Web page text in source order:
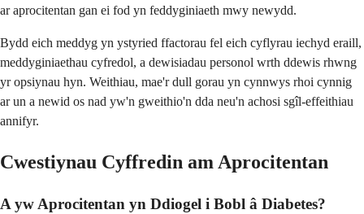
ar aprocitentan gan ei fod yn feddyginiaeth mwy newydd.
Bydd eich meddyg yn ystyried ffactorau fel eich cyflyrau iechyd eraill,
meddyginiaethau cyfredol, a dewisiadau personol wrth ddewis rhwng
yr opsiynau hyn. Weithiau, mae'r dull gorau yn cynnwys rhoi cynnig
ar un a newid os nad yw'n gweithio'n dda neu'n achosi sgîl-effeithiau
annifyr.
Cwestiynau Cyffredin am Aprocitentan
A yw Aprocitentan yn Ddiogel i Bobl â Diabetes?